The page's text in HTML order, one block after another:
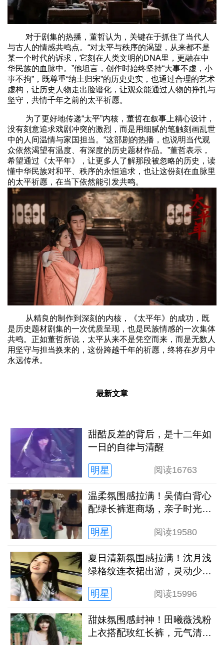
对于剧集的热播，董哲认为，关键在于抓住了当代人
与古人的情感共鸣点。“对太平与秩序的渴望，从来都不是
某一个时代的诉求，它刻在人类文明的DNA里，更融在中
华民族的血脉中。”他坦言，创作时始终坚持“大事不虚，小
事不拘”，既尊重“纳土归宋”的历史史实，也通过合理的艺术
虚构，让历史人物走出脸谱化，让观众能通过人物的挣扎与
坚守，共情千年之前的太平祈愿。
为了更好地传递“太平”内核，董哲在叙事上精心设计，
没有刻意追求戏剧冲突的激烈，而是用细腻的笔触刻画乱世
中的人间温情与家国担当。“这部剧的热播，也说明当代观
众依然渴望有温度、有深度的历史题材作品。”董哲表示，
希望通过《太平年》，让更多人了解那段被忽略的历史，读
懂中华民族对和平、秩序的永恒追求，也让这份刻在血脉里
的太平祈愿，在当下依然能引发共鸣。
从精良的制作到深刻的内核，《太平年》的成功，既
是历史题材剧集的一次优质呈现，也是民族情感的一次集体
共鸣。正如董哲所说，太平从来不是凭空而来，而是无数人
用坚守与担当换来的，这份跨越千年的祈愿，终将在岁月中
永远传承。
最新文章
甜酷反差的背后，是十二年如
一日的自律与清醒
明星 阅读16763
温柔氛围感拉满！吴倩白背心
配绿长裤逛商场，亲子时光松
明星
阅读19580
夏日清新氛围感拉满！沈月浅
绿格纹连衣裙出游，灵动少女
明星
阅读15996
甜妹氛围感封神！田曦薇浅粉
上衣搭配玫红长裤，元气清甜